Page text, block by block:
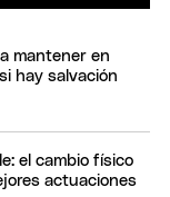
mantener en
hay salvación
el cambio físico
actuaciones